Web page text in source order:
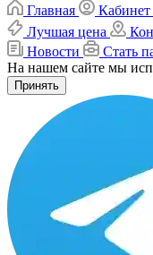
Главная
Кабинет
Лучшая цена
Новости
Стать
На нашем сайте мы
Принять